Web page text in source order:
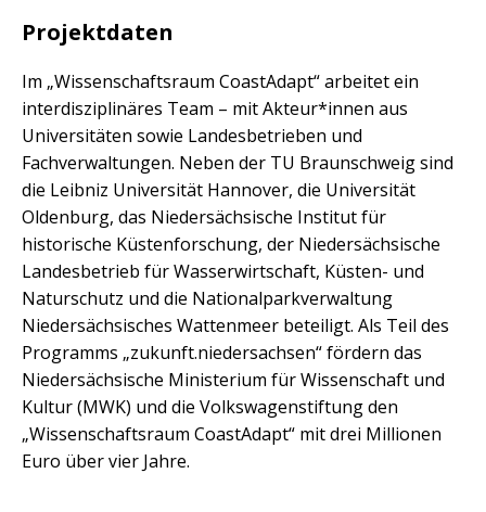
Projektdaten
Im „Wissenschaftsraum CoastAdapt“ arbeitet ein
interdisziplinäres Team – mit Akteur*innen aus
Universitäten sowie Landesbetrieben und
Fachverwaltungen. Neben der TU Braunschweig sind
die Leibniz Universität Hannover, die Universität
Oldenburg, das Niedersächsische Institut für
historische Küstenforschung, der Niedersächsische
Landesbetrieb für Wasserwirtschaft, Küsten- und
Naturschutz und die Nationalparkverwaltung
Niedersächsisches Wattenmeer beteiligt. Als Teil des
Programms „zukunft.niedersachsen“ fördern das
Niedersächsische Ministerium für Wissenschaft und
Kultur (MWK) und die Volkswagenstiftung den
„Wissenschaftsraum CoastAdapt“ mit drei Millionen
Euro über vier Jahre.